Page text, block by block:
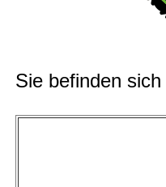
Sie befinden